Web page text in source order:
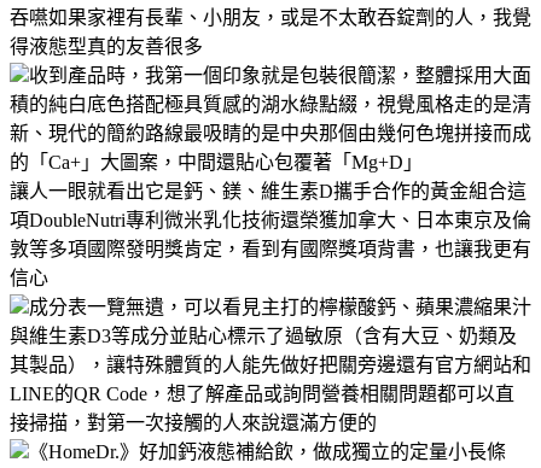
吞嚥如果家裡有長輩、小朋友，或是不太敢吞錠劑的人，我覺
得液態型真的友善很多
收到產品時，我第一個印象就是包裝很簡潔，整體採用大面
積的純白底色搭配極具質感的湖水綠點綴，視覺風格走的是清
新、現代的簡約路線最吸睛的是中央那個由幾何色塊拼接而成
的「Ca+」大圖案，中間還貼心包覆著「Mg+D」
讓人一眼就看出它是鈣、鎂、維生素D攜手合作的黃金組合這
項DoubleNutri專利微米乳化技術還榮獲加拿大、日本東京及倫
敦等多項國際發明獎肯定，看到有國際獎項背書，也讓我更有
信心
成分表一覽無遺，可以看見主打的檸檬酸鈣、蘋果濃縮果汁
與維生素D3等成分並貼心標示了過敏原（含有大豆、奶類及
其製品），讓特殊體質的人能先做好把關旁邊還有官方網站和
LINE的QR Code，想了解產品或詢問營養相關問題都可以直
接掃描，對第一次接觸的人來說還滿方便的
《HomeDr.》好加鈣液態補給飲，做成獨立的定量小長條